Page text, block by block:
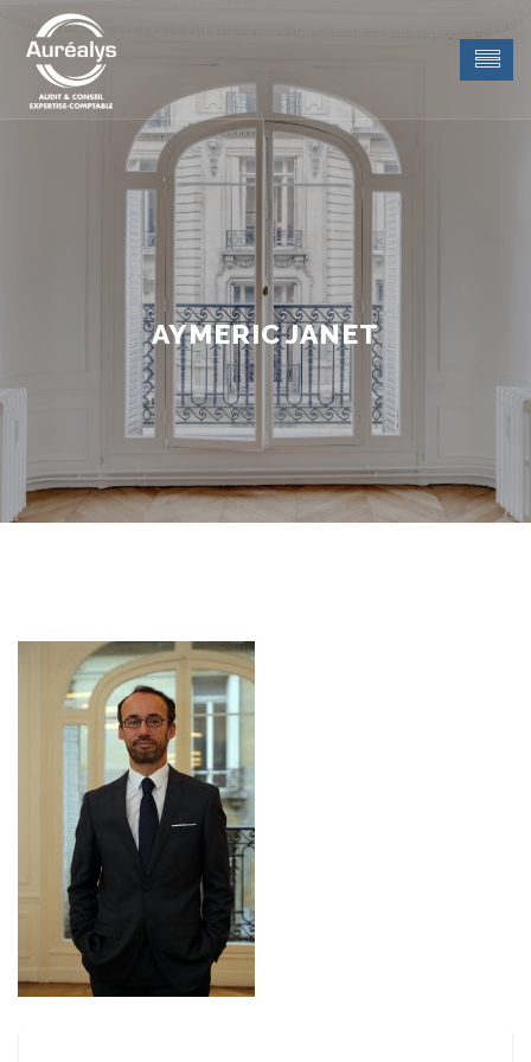
AYMERIC JANET